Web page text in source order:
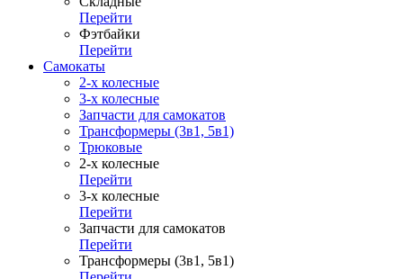
Перейти
Фэтбайки
Перейти
Самокаты
2-х колесные
3-х колесные
Запчасти для самокатов
Трансформеры (3в1, 5в1)
Трюковые
2-х колесные
Перейти
3-х колесные
Перейти
Запчасти для самокатов
Перейти
Трансформеры (3в1, 5в1)